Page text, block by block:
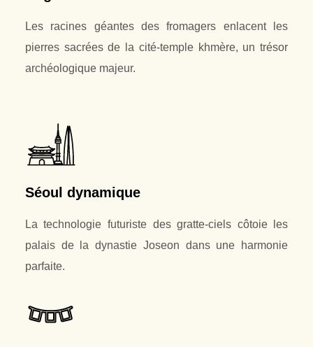
Les racines géantes des fromagers enlacent les
pierres sacrées de la cité-temple khmère, un trésor
archéologique majeur.
Séoul dynamique
La technologie futuriste des gratte-ciels côtoie les
palais de la dynastie Joseon dans une harmonie
parfaite.